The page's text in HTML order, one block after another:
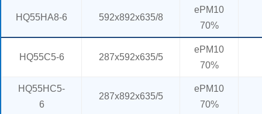
HQ55HA8-6 592x892x635/8
ePM10
70%
HQ55C5-6 287x592x635/5
ePM10
70%
HQ55HC5-
6
287x892x635/5
ePM10
70%